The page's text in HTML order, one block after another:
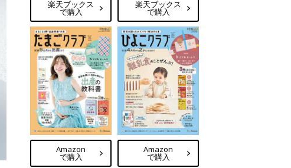
楽天ブックス
で購入
楽天ブックス
で購入
Amazon
で購入
Amazon
で購入